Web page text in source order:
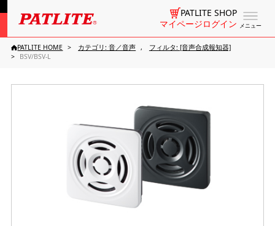
メニュー
PATLITE SHOP
マイページログイン
PATLITE HOME カテゴリ: 音／音声
フィルタ: [音声合成報知器]
BSV/BSV-L